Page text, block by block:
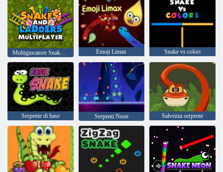
Emoji Limax Snake vs colori
Serpente di base Serpenti Neon Salvezza serpente